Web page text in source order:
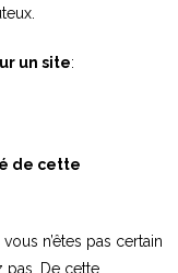
un site:
de cette
n’êtes pas certain
pas. De cette